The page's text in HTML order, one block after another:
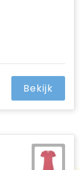
Bekijk